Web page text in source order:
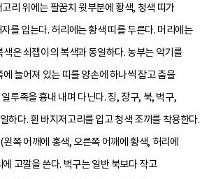
리 위에는 팔꿈치 윗부분에 황색, 청색 띠가
를 입는다. 허리에는 황색 띠를 두른다. 머리에는
색은 쇠잽이의 복색과 동일하다. 농부는 악기를
에 늘어져 있는 띠를 양손에 하나씩 잡고 춤을
투족을 흉내 내며 다닌다. 징, 장구, 북, 벅구,
하다. 흰 바지저고리를 입고 청색 조끼를 착용한다.
쪽 어깨에 홍색, 오른쪽 어깨에 황색, 허리에
고깔을 쓴다. 벅구는 일반 북보다 작고